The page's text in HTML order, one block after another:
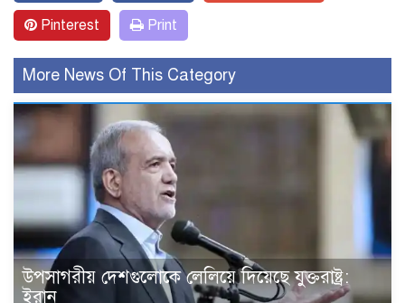
Pinterest Print
More News Of This Category
উপসাগরীয় দেশগুলোকে লেলিয়ে দিয়েছে যুক্তরাষ্ট্র:
ইরান